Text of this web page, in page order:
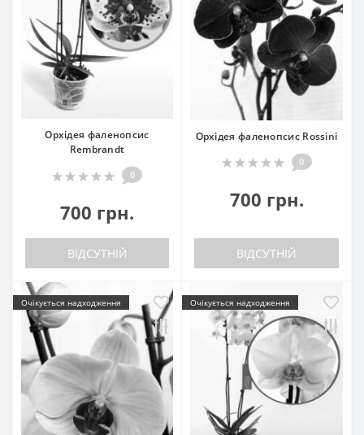
Орхідея фаленопсис
Rembrandt
0
700 грн.
ВІДСУТНІЙ
Орхідея фаленопсис Rossini
0
700 грн.
ВІДСУТНІЙ
Очікується надходження Очікується надходження